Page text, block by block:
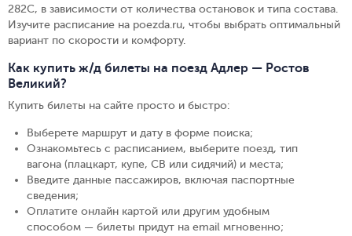
282С, в зависимости от количества остановок и типа состава.
Изучите расписание на poezda.ru, чтобы выбрать оптимальный
вариант по скорости и комфорту.
Как купить ж/д билеты на поезд Адлер — Ростов
Великий?
Купить билеты на сайте просто и быстро:
Выберете маршрут и дату в форме поиска;
Ознакомьтесь с расписанием, выберите поезд, тип
вагона (плацкарт, купе, СВ или сидячий) и места;
Введите данные пассажиров, включая паспортные
сведения;
Оплатите онлайн картой или другим удобным
способом — билеты придут на email мгновенно;